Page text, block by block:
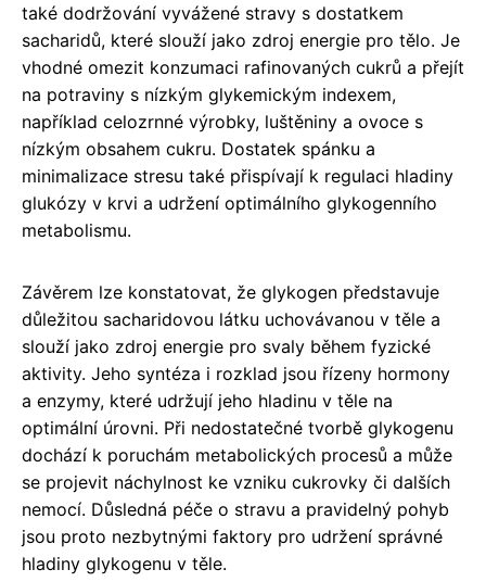
také dodržování vyvážené stravy s dostatkem
sacharidů, které slouží jako zdroj energie pro tělo. Je
vhodné omezit konzumaci rafinovaných cukrů a přejít
na potraviny s nízkým glykemickým indexem,
například celozrnné výrobky, luštěniny a ovoce s
nízkým obsahem cukru. Dostatek spánku a
minimalizace stresu také přispívají k regulaci hladiny
glukózy v krvi a udržení optimálního glykogenního
metabolismu.
Závěrem lze konstatovat, že glykogen představuje
důležitou sacharidovou látku uchovávanou v těle a
slouží jako zdroj energie pro svaly během fyzické
aktivity. Jeho syntéza i rozklad jsou řízeny hormony
a enzymy, které udržují jeho hladinu v těle na
optimální úrovni. Při nedostatečné tvorbě glykogenu
dochází k poruchám metabolických procesů a může
se projevit náchylnost ke vzniku cukrovky či dalších
nemocí. Důsledná péče o stravu a pravidelný pohyb
jsou proto nezbytnými faktory pro udržení správné
hladiny glykogenu v těle.